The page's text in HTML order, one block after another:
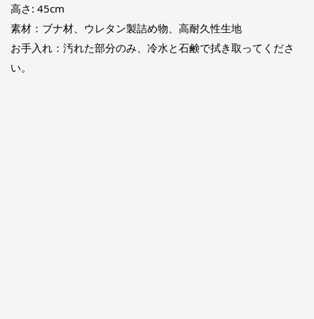
高さ: 45cm
素材：ブナ材、ウレタン製詰め物、高耐久性生地
お手入れ：汚れた部分のみ、冷水と石鹸で拭き取ってくださ
い。